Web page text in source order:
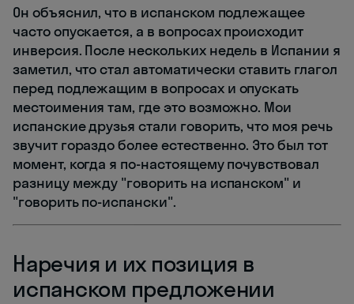
Он объяснил, что в испанском подлежащее
часто опускается, а в вопросах происходит
инверсия. После нескольких недель в Испании я
заметил, что стал автоматически ставить глагол
перед подлежащим в вопросах и опускать
местоимения там, где это возможно. Мои
испанские друзья стали говорить, что моя речь
звучит гораздо более естественно. Это был тот
момент, когда я по-настоящему почувствовал
разницу между "говорить на испанском" и
"говорить по-испански".
Наречия и их позиция в
испанском предложении